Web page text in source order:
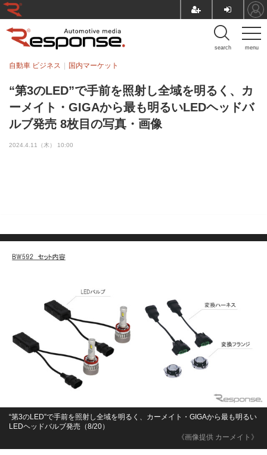
menu
search
“第3のLED”で手前を照射し全域を明るく、カ
ーメイト・GIGAから最も明るいLEDヘッドバ
ルブ発売 8枚目の写真・画像
自動車 ビジネス 国内マーケット
2024.4.11（木） 10:00
《画像提供 カーメイト》
“第3のLED”で手前を照射し全域を明るく、カーメイト・GIGAから最も明るい
LEDヘッドバルブ発売（8/20）